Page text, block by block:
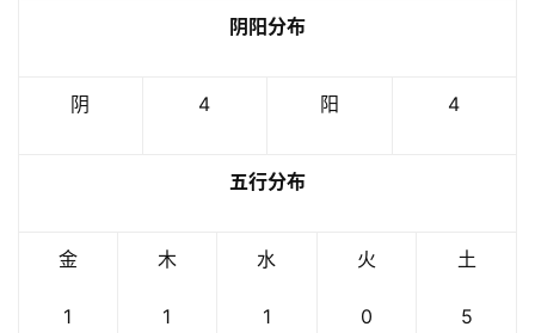
阴阳分布
阴 4 阳 4
五行分布
金
1
木
1
水
1
火
0
土
5